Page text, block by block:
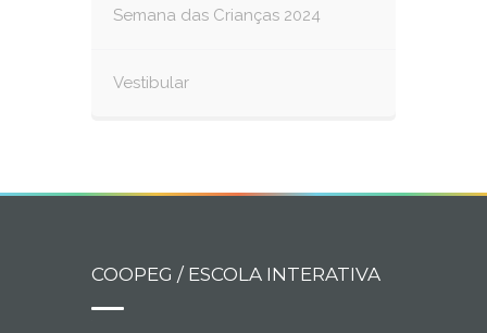
Semana das Crianças 2024
Vestibular
COOPEG / ESCOLA INTERATIVA